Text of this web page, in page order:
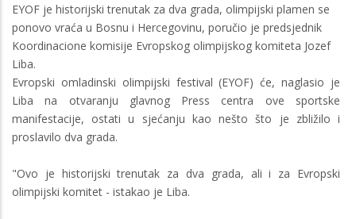
EYOF je historijski trenutak za dva grada, olimpijski plamen se
ponovo vraća u Bosnu i Hercegovinu, poručio je predsjednik
Koordinacione komisije Evropskog olimpijskog komiteta Jozef
Liba.
Evropski omladinski olimpijski festival (EYOF) će, naglasio je
Liba na otvaranju glavnog Press centra ove sportske
manifestacije, ostati u sjećanju kao nešto što je zbližilo i
proslavilo dva grada.
"Ovo je historijski trenutak za dva grada, ali i za Evropski
olimpijski komitet - istakao je Liba.